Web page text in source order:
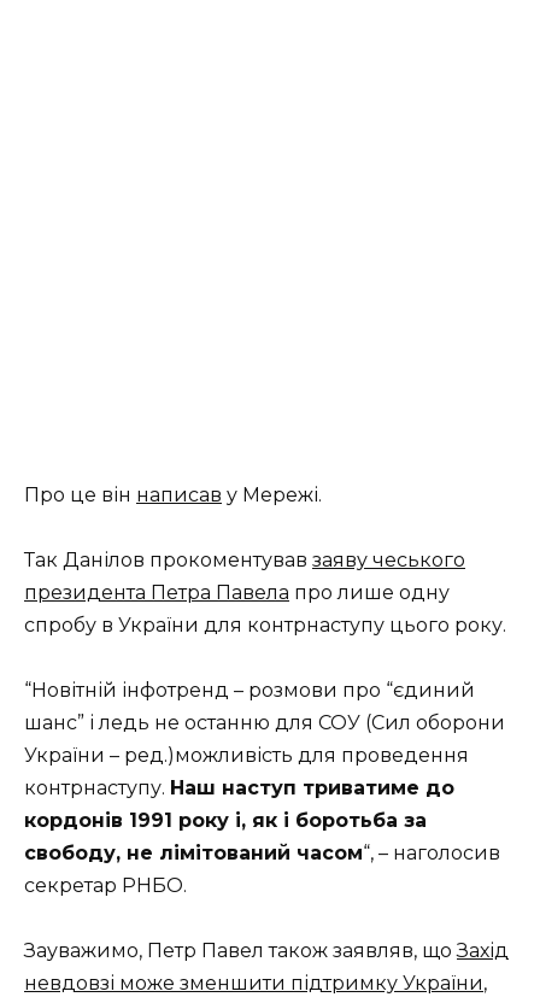
Про це він написав у Мережі.
Так Данілов прокоментував заяву чеського
президента Петра Павела про лише одну
спробу в України для контрнаступу цього року.
“Новітній інфотренд – розмови про “єдиний
шанс” і ледь не останню для СОУ (Сил оборони
України – ред.)можливість для проведення
контрнаступу. Наш наступ триватиме до
кордонів 1991 року і, як і боротьба за
свободу, не лімітований часом“, – наголосив
секретар РНБО.
Зауважимо, Петр Павел також заявляв, щоЗахід
невдовзі може зменшити підтримку України,